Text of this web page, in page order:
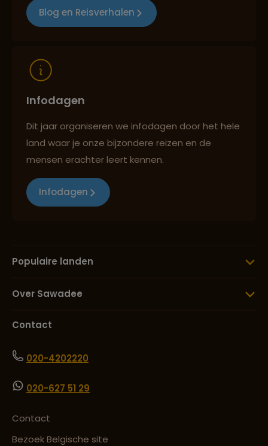
Blog en Reisverhalen
Infodagen
Dit jaar organiseren we infodagen door het hele
land waar je onze bijzondere reizen en de
mensen erachter leert kennen.
Infodagen
Populaire landen
Over Sawadee
Contact
020-4202220
020-627 51 29
Contact
Bezoek Belgische site